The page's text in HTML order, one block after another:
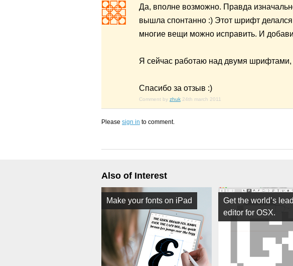
Да, вполне возможно. Правда
вышла спонтанно :) Этот шрифт
многие вещи можно исправить. И
Я сейчас работаю над двумя шрифтами,
Спасибо за отзыв :)
Comment by zhuk 24th march 2011
Please sign in to comment.
Also of Interest
Make your fonts on iPad
Get the world’s
editor for OSX.